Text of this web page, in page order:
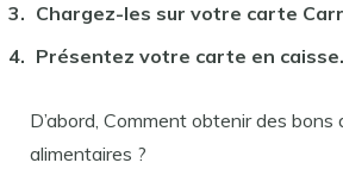
Chargez-les sur votre carte
Présentez votre carte en caisse.
D’abord, Comment obtenir des bons
alimentaires ?